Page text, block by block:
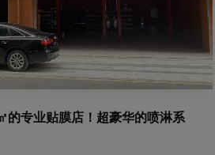
的专业贴膜店！超豪华的喷淋系